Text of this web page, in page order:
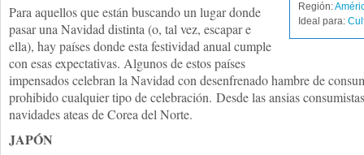
Región:
Ideal para:
Para aquellos que están buscando un lugar donde
pasar una Navidad distinta (o, tal vez, escapar e
ella), hay países donde esta festividad anual cumple
con esas expectativas. Algunos de estos países
impensados celebran la Navidad con desenfrenado hambre de
prohibido cualquier tipo de celebración. Desde las ansias
navidades ateas de Corea del Norte.
JAPÓN